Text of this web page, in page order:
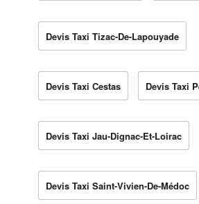
Devis Taxi Tizac-De-Lapouyade
Devis Taxi Cestas Devis Taxi
Devis Taxi Jau-Dignac-Et-Loirac
Devis Taxi Saint-Vivien-De-Médoc